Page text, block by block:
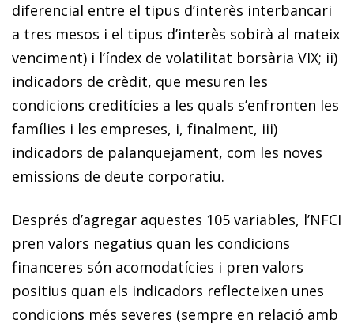
diferencial entre el tipus d’interès interbancari
a tres mesos i el tipus d’interès sobirà al mateix
venciment) i l’índex de volatilitat borsària VIX; ii)
indicadors de crèdit, que mesuren les
condicions creditícies a les quals s’enfronten les
famílies i les empreses, i, fi­­nalment, iii)
indicadors de palanquejament, com les noves
emissions de deute corporatiu.
Després d’agregar aquestes 105 variables, l’NFCI
pren valors negatius quan les condicions
financeres són acomo­­datícies i pren valors
positius quan els indicadors reflecteixen unes
condicions més severes (sempre en relació amb